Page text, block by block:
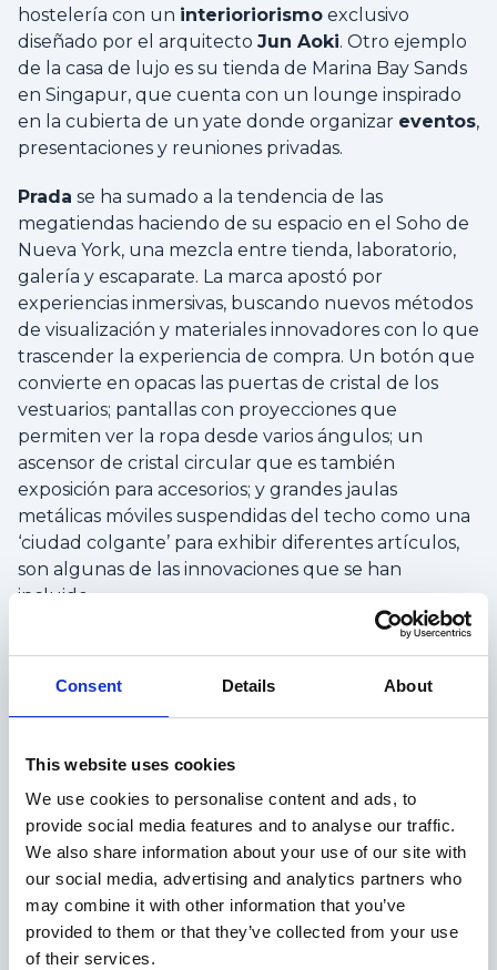
Consent Details About
This website uses cookies
We use cookies to personalise content and ads, to
provide social media features and to analyse our traffic.
We also share information about your use of our site with
our social media, advertising and analytics partners who
may combine it with other information that you’ve
provided to them or that they’ve collected from your use
of their services.
hostelería con un interioriorismo exclusivo
diseñado por el arquitecto Jun Aoki. Otro ejemplo
de la casa de lujo es su tienda de Marina Bay Sands
en Singapur, que cuenta con un lounge inspirado
en la cubierta de un yate donde organizar eventos,
presentaciones y reuniones privadas.
Prada se ha sumado a la tendencia de las
megatiendas haciendo de su espacio en el Soho de
Nueva York, una mezcla entre tienda, laboratorio,
galería y escaparate. La marca apostó por
experiencias inmersivas, buscando nuevos métodos
de visualización y materiales innovadores con lo que
trascender la experiencia de compra. Un botón que
convierte en opacas las puertas de cristal de los
vestuarios; pantallas con proyecciones que
permiten ver la ropa desde varios ángulos; un
ascensor de cristal circular que es también
exposición para accesorios; y grandes jaulas
metálicas móviles suspendidas del techo como una
‘ciudad colgante’ para exhibir diferentes artículos,
son algunas de las innovaciones que se han
incluido.
ha reabierto las puertas de su emblemática
resultado ha sido la materialización del universo
Dior en un espacio de 2.000 metros cuadrados en el
Paul Cocksedgey, simulando los bocetos del
Christian Dior que caen de su escritorio, fotos de
Brigitte Niedermair, con las prendas y accesorios
de la casa deAlta Costura. En el espacio también se
pueden apreciar documentales, exposiciones y la
amplia retrospectiva “Christian Retrospectiva Dior:
diseñador de sueños». Una manera de contar la
historia de la marca a través del arte y el